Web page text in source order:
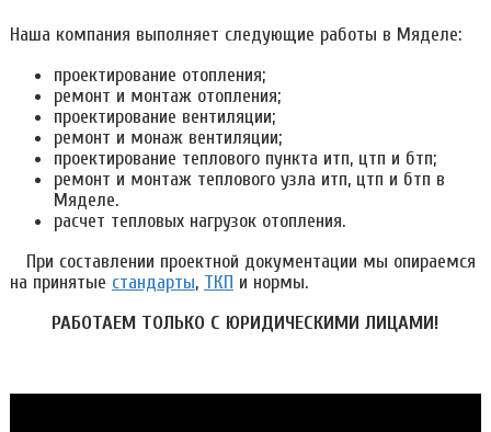
Наша компания выполняет следующие работы в Мяделе:
проектирование отопления;
ремонт и монтаж отопления;
проектирование вентиляции;
ремонт и монаж вентиляции;
проектирование теплового пункта итп, цтп и бтп;
ремонт и монтаж теплового узла итп, цтп и бтп в
Мяделе.
расчет тепловых нагрузок отопления.
При составлении проектной документации мы опираемся
на принятые стандарты, ТКП и нормы.
РАБОТАЕМ ТОЛЬКО С ЮРИДИЧЕСКИМИ ЛИЦАМИ!